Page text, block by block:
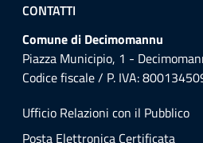
CONTATTI
Comune di Decimomannu
Piazza Municipio, 1 -
Codice fiscale / P. IVA:
Ufficio Relazioni con il Pubblico
Posta Elettronica Certificata